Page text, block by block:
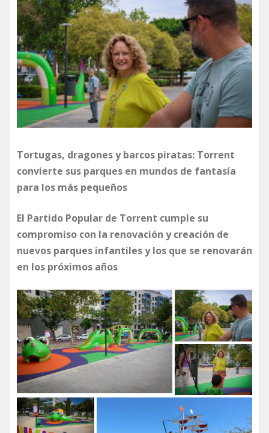
Tortugas, dragones y barcos piratas: Torrent
convierte sus parques en mundos de fantasía
para los más pequeños
El Partido Popular de Torrent cumple su
compromiso con la renovación y creación de
nuevos parques infantilesy los que se renovarán
en los próximos años